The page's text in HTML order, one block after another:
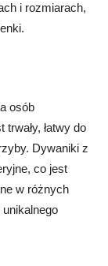
i rozmiarach,
osób
łatwy do
Dywaniki z
co jest
w różnych